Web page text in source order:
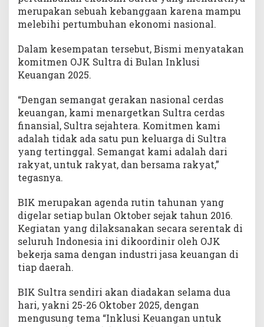
merupakan sebuah kebanggaan karena mampu
melebihi pertumbuhan ekonomi nasional.
Dalam kesempatan tersebut, Bismi menyatakan
komitmen OJK Sultra di Bulan Inklusi
Keuangan 2025.
“Dengan semangat gerakan nasional cerdas
keuangan, kami menargetkan Sultra cerdas
finansial, Sultra sejahtera. Komitmen kami
adalah tidak ada satu pun keluarga di Sultra
yang tertinggal. Semangat kami adalah dari
rakyat, untuk rakyat, dan bersama rakyat,”
tegasnya.
BIK merupakan agenda rutin tahunan yang
digelar setiap bulan Oktober sejak tahun 2016.
Kegiatan yang dilaksanakan secara serentak di
seluruh Indonesia ini dikoordinir oleh OJK
bekerja sama dengan industri jasa keuangan di
tiap daerah.
BIK Sultra sendiri akan diadakan selama dua
hari, yakni 25-26 Oktober 2025, dengan
mengusung tema “Inklusi Keuangan untuk